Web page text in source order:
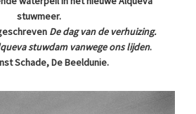
stuwmeer.
De dag van de verhuizing.
stuwdam vanwege ons lijden.
Schade, De Beeldunie.